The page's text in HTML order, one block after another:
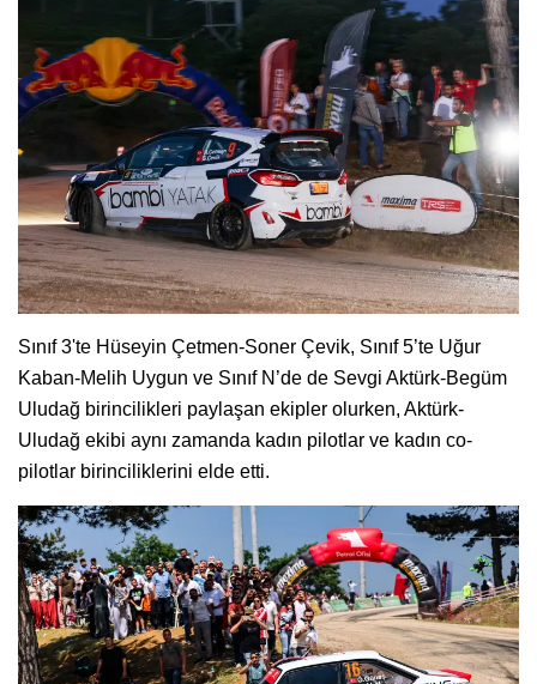
Sınıf 3'te Hüseyin Çetmen-Soner Çevik, Sınıf 5’te Uğur
Kaban-Melih Uygun ve Sınıf N’de de Sevgi Aktürk-Begüm
Uludağ birincilikleri paylaşan ekipler olurken, Aktürk-
Uludağ ekibi aynı zamanda kadın pilotlar ve kadın co-
pilotlar birinciliklerini elde etti.